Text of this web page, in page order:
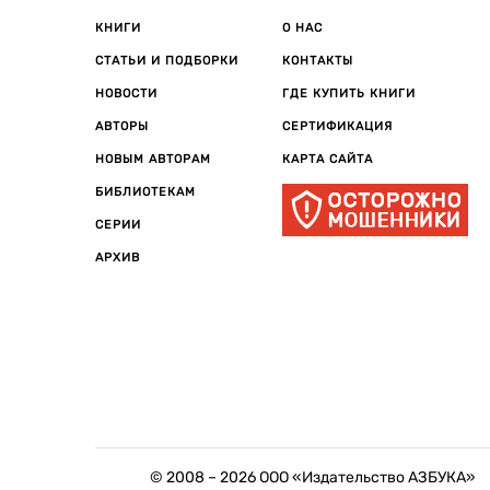
КНИГИ
СТАТЬИ И ПОДБОРКИ
НОВОСТИ
АВТОРЫ
НОВЫМ АВТОРАМ
БИБЛИОТЕКАМ
СЕРИИ
АРХИВ
О НАС
КОНТАКТЫ
ГДЕ КУПИТЬ КНИГИ
СЕРТИФИКАЦИЯ
КАРТА САЙТА
© 2008 – 2026ООО «Издательство АЗБУКА»